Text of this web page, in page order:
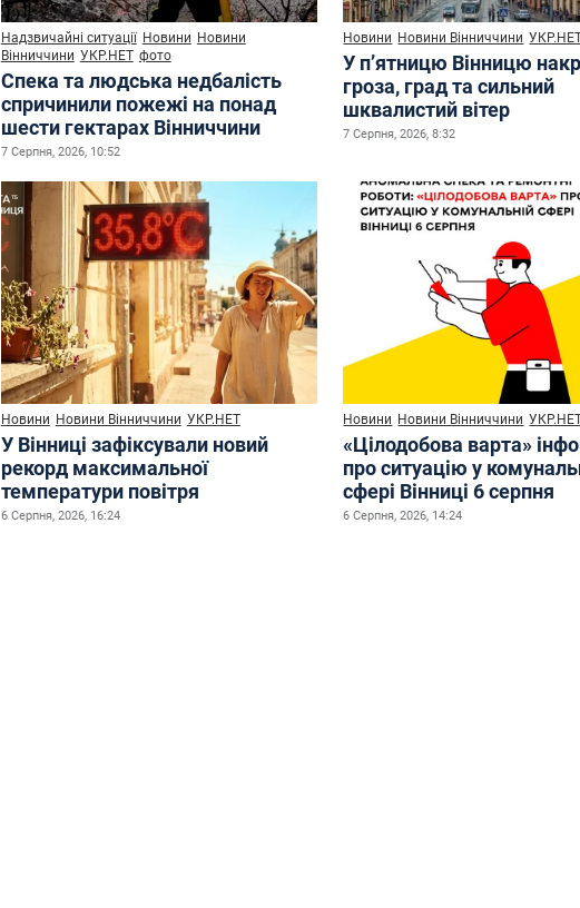
Надзвичайні ситуації Новини Новини
Вінниччини УКР.НЕТ фото
Спека та людська недбалість
спричинили пожежі на понад
шести гектарах Вінниччини
7 Серпня, 2026, 10:52
Новини Новини Вінниччини
У п’ятницю Вінницю
гроза, град та сильний
шквалистий вітер
7 Серпня, 2026, 8:32
Новини Новини Вінниччини УКР.НЕТ
У Вінниці зафіксували новий
рекорд максимальної
температури повітря
6 Серпня, 2026, 16:24
Новини Новини Вінниччини
«Цілодобова варта»
про ситуацію у
сфері Вінниці 6 серпня
6 Серпня, 2026, 14:24